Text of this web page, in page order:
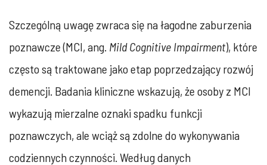
Szczególną uwagę zwraca się na łagodne zaburzenia
poznawcze (MCI, ang. Mild Cognitive Impairment), które
często są traktowane jako etap poprzedzający rozwój
demencji. Badania kliniczne wskazują, że osoby z MCI
wykazują mierzalne oznaki spadku funkcji
poznawczych, ale wciąż są zdolne do wykonywania
codziennych czynności. Według danych